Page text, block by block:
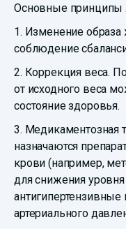
Основные принципы
1. Изменение
соблюдение
2. Коррекция веса.
от исходного веса
состояние здоровья.
3. Медикаментозная
назначаются
крови (например,
для снижения
артериального